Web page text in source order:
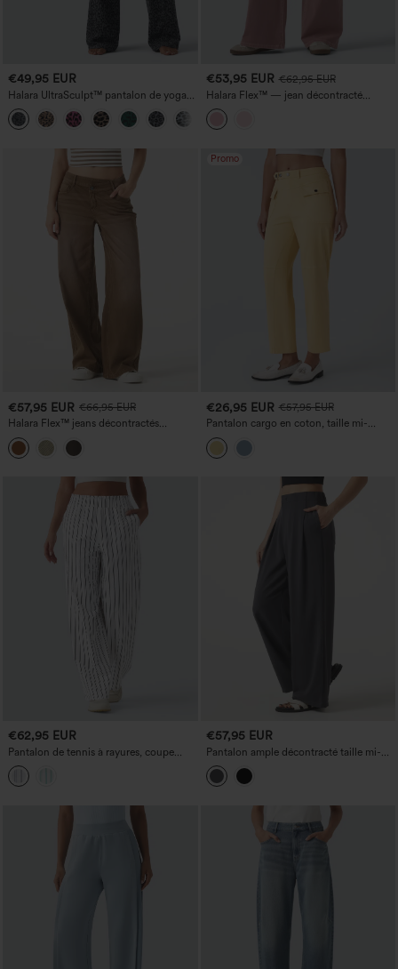
€49,95 EUR
Halara UltraSculpt™ pantalon de yoga
droit taille haute gainant à imprimé
léopard avec poches
€53,95 EUR €62,95 EUR
Halara Flex™ — jean décontracté
coloré, taille basse asymétrique, coupe
large, avec poches
€57,95 EUR €66,95 EUR
Halara Flex™ jeans décontractés
asymétriques, taille basse, à jambe large,
délavage coloré, avec poches.
Promo
€26,95 EUR €57,95 EUR
Pantalon cargo en coton, taille mi-
haute, jambe droite, coupe
décontractée, avec poches
€62,95 EUR
Pantalon de tennis à rayures, coupe
droite, taille mi-haute, avec poches
€57,95 EUR
Pantalon ample décontracté taille mi-
haute effet lin avec poches